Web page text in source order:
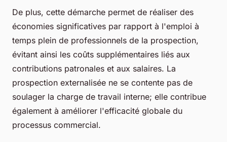
De plus, cette démarche permet de réaliser des
économies significatives par rapport à l'emploi à
temps plein de professionnels de la prospection,
évitant ainsi les coûts supplémentaires liés aux
contributions patronales et aux salaires. La
prospection externalisée ne se contente pas de
soulager la charge de travail interne; elle contribue
également à améliorer l'efficacité globale du
processus commercial.